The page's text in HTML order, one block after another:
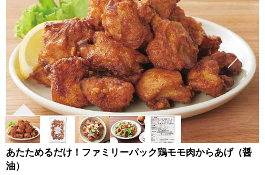
あたためるだけ！ファミリーパック鶏モモ肉からあげ（醤
油）